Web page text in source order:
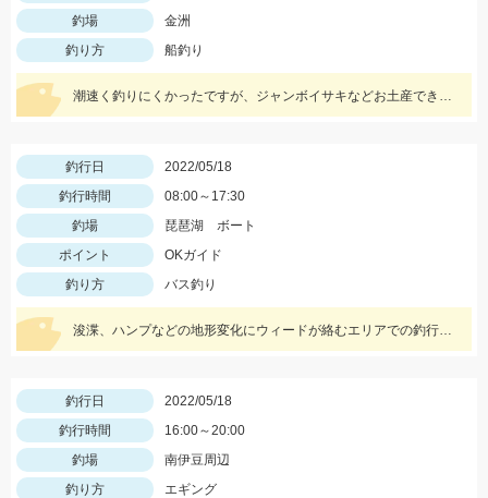
釣場
金洲
釣り方
船釣り
潮速く釣りにくかったですが、ジャンボイサキなどお土産できました。
釣行日
2022/05/18
釣行時間
08:00～17:30
釣場
琵琶湖 ボート
ポイント
OKガイド
釣り方
バス釣り
浚渫、ハンプなどの地形変化にウィードが絡むエリアでの釣行。スワンプクローラーでの釣果でした。
釣行日
2022/05/18
釣行時間
16:00～20:00
釣場
南伊豆周辺
釣り方
エギング